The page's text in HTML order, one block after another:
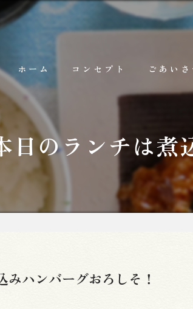
ホーム コンセプト ごあいさ
日のランチは煮
ハンバーグおろしそ！